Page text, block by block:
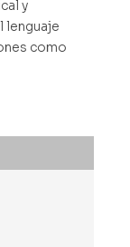
y
lenguaje
como